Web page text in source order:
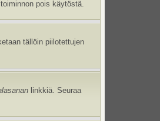
pois käytöstä.
tällöin piilotettujen
linkkiä. Seuraa